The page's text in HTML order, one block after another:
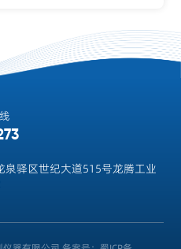
泉驿区世纪大道515号龙腾工业